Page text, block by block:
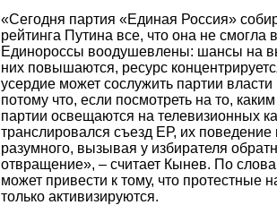
«Сегодня партия «Единая Россия»
рейтинга Путина все, что она не смогла
Единороссы воодушевлены: шансы на
них повышаются, ресурс
усердие может сослужить партии
потому что, если посмотреть на то,
партии освещаются на телевизионных
транслировался съезд ЕР, их поведение
разумного, вызывая у избирателя
отвращение», – считает Кынев. По
может привести к тому, что протестные
только активизируются.